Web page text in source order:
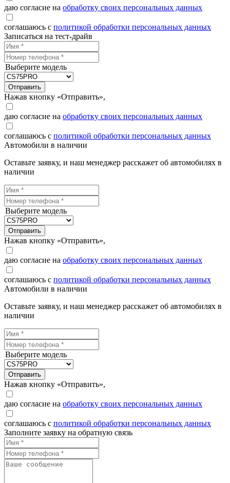
даю согласие на обработку своих персональных данных
соглашаюсь с политикой обработки персональных данных
Записаться на тест-драйв
Выберите модель
Отправить
Нажав кнопку «Отправить»,
даю согласие на обработку своих персональных данных
соглашаюсь с политикой обработки персональных данных
Автомобили в наличии
Оставьте заявку, и наш менеджер расскажет об автомобилях в
наличии
Выберите модель
Отправить
Нажав кнопку «Отправить»,
даю согласие на обработку своих персональных данных
соглашаюсь с политикой обработки персональных данных
Автомобили в наличии
Оставьте заявку, и наш менеджер расскажет об автомобилях в
наличии
Выберите модель
Отправить
Нажав кнопку «Отправить»,
даю согласие на обработку своих персональных данных
соглашаюсь с политикой обработки персональных данных
Заполните заявку на обратную связь